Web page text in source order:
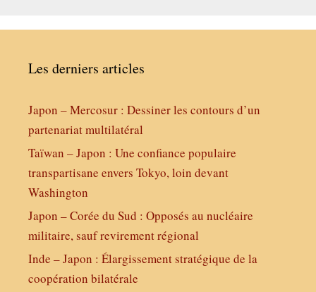
Les derniers articles
Japon – Mercosur : Dessiner les contours d’un
partenariat multilatéral
Taïwan – Japon : Une confiance populaire
transpartisane envers Tokyo, loin devant
Washington
Japon – Corée du Sud : Opposés au nucléaire
militaire, sauf revirement régional
Inde – Japon : Élargissement stratégique de la
coopération bilatérale